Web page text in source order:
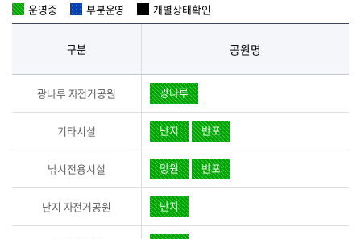
운영중 부분운영 개별상태확인
구분 공원명
광나루 자전거공원 광나루
기타시설 난지 반포
낚시전용시설 망원 반포
난지 자전거공원 난지